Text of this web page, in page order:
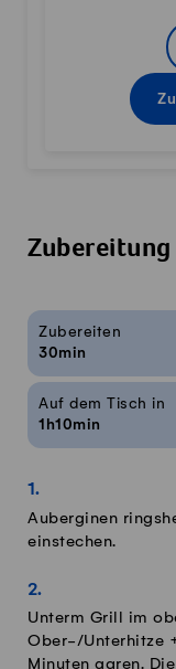
Zubereitung
Rezeptinfos
Zubereiten
30min
Auf dem Tisch in
1h10min
Auberginen
einstechen.
Unterm Grill im
Ober-/Unterhitze
Minuten garen.